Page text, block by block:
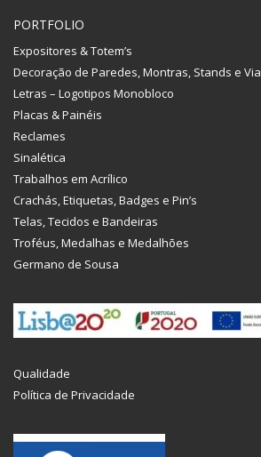
PORTFOLIO
Expositores & Totem’s
Decoração de Paredes, Montras, Stands e
Letras – Logotipos Monobloco
Placas & Painéis
Reclames
Sinalética
Trabalhos em Acrílico
Crachás, Etiquetas, Badges e Pin’s
Telas, Tecidos e Bandeiras
Troféus, Medalhas e Medalhões
Germano de Sousa
Qualidade
Política de Privacidade